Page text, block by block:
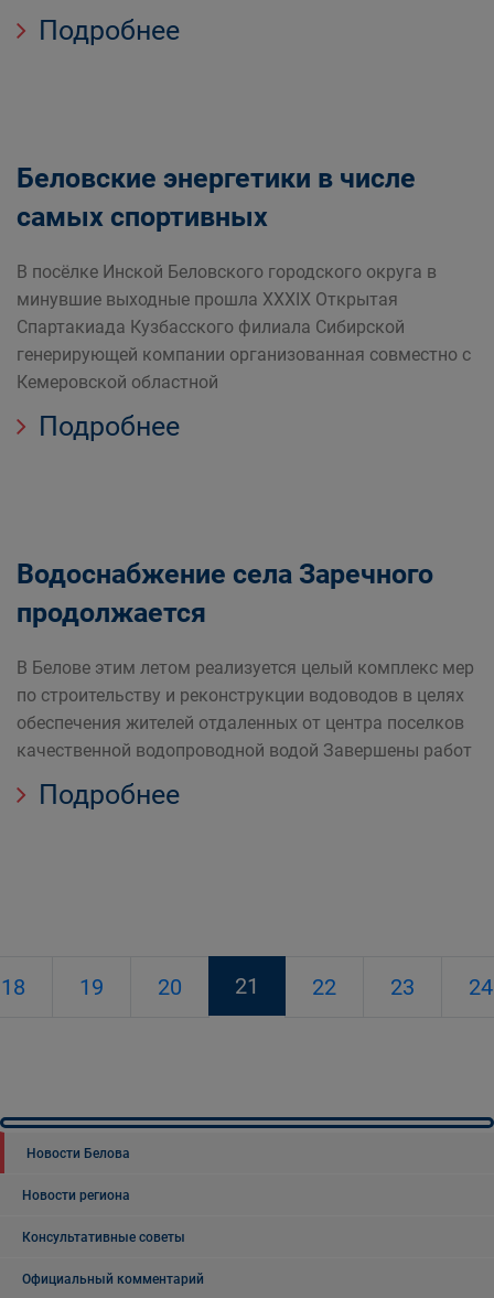
Подробнее
Беловские энергетики в числе
самых спортивных
В посёлке Инской Беловского городского округа в
минувшие выходные прошла XXXIX Открытая
Спартакиада Кузбасского филиала Сибирской
генерирующей компании организованная совместно с
Кемеровской областной
Подробнее
Водоснабжение села Заречного
продолжается
В Белове этим летом реализуется целый комплекс мер
по строительству и реконструкции водоводов в целях
обеспечения жителей отдаленных от центра поселков
качественной водопроводной водой Завершены работ
Подробнее
18 19 20 21 22 23 24
Новости Белова
Новости региона
Консультативные советы
Официальный комментарий